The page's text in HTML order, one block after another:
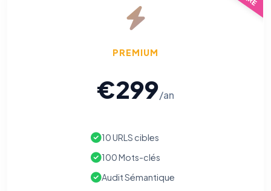
PREMIUM
€299/an
10 URLS cibles
100 Mots-clés
Audit Sémantique